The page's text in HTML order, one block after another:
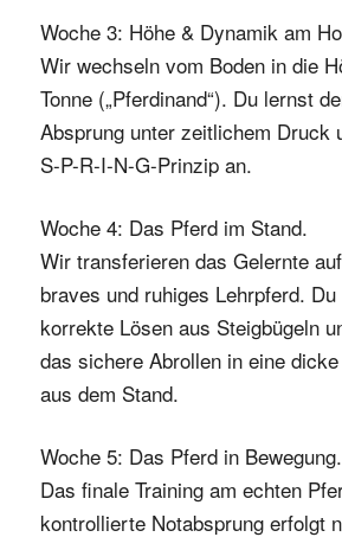
Woche 3: Höhe & Dynamik am
Wir wechseln vom Boden in die
Tonne („Pferdinand“). Du lernst
Absprung unter zeitlichem Druck
S-P-R-I-N-G-Prinzip an.
Woche 4: Das Pferd im Stand.
Wir transferieren das Gelernte
braves und ruhiges Lehrpferd.
korrekte Lösen aus Steigbügeln
das sichere Abrollen in eine
aus dem Stand.
Woche 5: Das Pferd in Bewegung.
Das finale Training am echten
kontrollierte Notabsprung erfolgt